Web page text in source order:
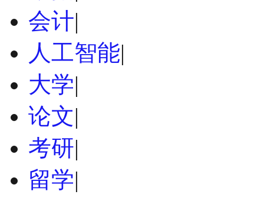
会计|
人工智能|
大学|
论文|
考研|
留学|